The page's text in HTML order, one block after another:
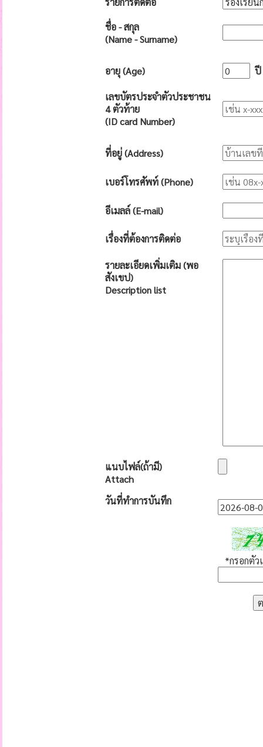
ชื่อ - สกุล
(Name - Surname)
อายุ (Age) ปี
เลขบัตรประจำตัวประชาชน
4 ตัวท้าย
(ID card Number)
ที่อยู่ (Address)
เบอร์โทรศัพท์ (Phone)
อีเมลล์ (E-mail)
เรื่องที่ต้องการติดต่อ
รายละเอียดเพิ่มเติม (พอ
สังเขป)
Description list
แนบไฟล์(ถ้ามี)
Attach
วันที่ทำการบันทึก
*กรอกตั